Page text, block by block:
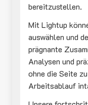
bereitzustellen.
Mit Lightup
auswählen und
prägnante
Analysen und
ohne die Seite
Arbeitsablauf